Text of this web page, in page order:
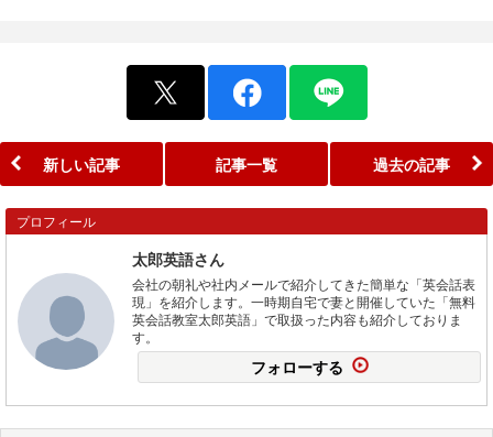
新しい記事 記事一覧 過去の記事
プロフィール
太郎英語さん
会社の朝礼や社内メールで紹介してきた簡単な「英会話表
現」を紹介します。一時期自宅で妻と開催していた「無料
英会話教室太郎英語」で取扱った内容も紹介しておりま
す。
フォローする